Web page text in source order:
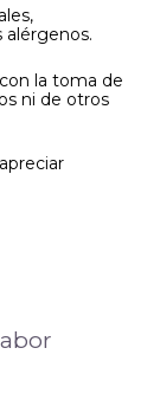
alérgenos.
la toma de
ni de otros